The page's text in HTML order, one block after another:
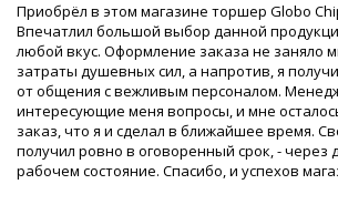
Приобрёл в этом магазине торшер Globo
Впечатлил большой выбор данной
любой вкус. Оформление заказа не заняло
затраты душевных сил, а напротив, я
от общения с вежливым персоналом.
интересующие меня вопросы, и мне
заказ, что я и сделал в ближайшее время.
получил ровно в оговоренный срок, - через
рабочем состояние. Спасибо, и успехов